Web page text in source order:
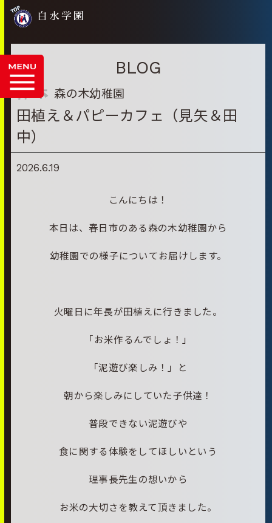
白水学園
BLOG
森の木幼稚園
田植え＆パピーカフェ（見矢＆田
中）
2026.6.19
こんにちは！
本日は、春日市のある森の木幼稚園から
幼稚園での様子についてお届けします。
火曜日に年長が田植えに行きました。
「お米作るんでしょ！」
「泥遊び楽しみ！」と
朝から楽しみにしていた子供達！
普段できない泥遊びや
食に関する体験をしてほしいという
理事長先生の想いから
お米の大切さを教えて頂きました。